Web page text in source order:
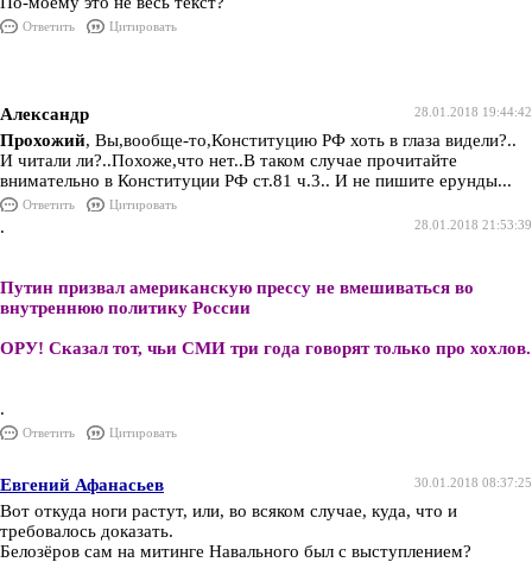
Ответить Цитировать
28.01.2018 19:44:42
Александр
Прохожий, Вы,вообще-то,Конституцию РФ хоть в глаза видели?..
И читали ли?..Похоже,что нет..В таком случае прочитайте
внимательно в Конституции РФ ст.81 ч.3.. И не пишите ерунды...
Ответить
Цитировать
28.01.2018 21:53:39
.
Путин призвал американскую прессу не вмешиваться во
внутреннюю политику России
ОРУ! Сказал тот, чьи СМИ три года говорят только про хохлов.
.
Ответить Цитировать
30.01.2018 08:37:25
Евгений Афанасьев
Вот откуда ноги растут, или, во всяком случае, куда, что и
требовалось доказать.
Белозёров сам на митинге Навального был с выступлением?